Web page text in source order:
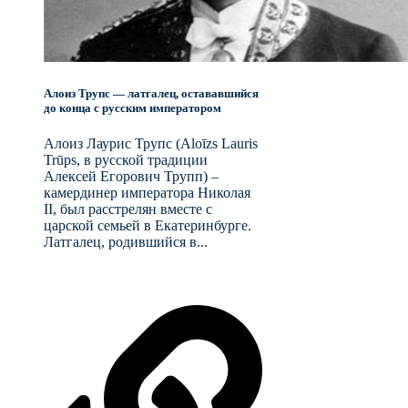
Алоиз Трупс — латгалец, остававшийся
до конца с русским императором
Алоиз Лаурис Трупс (Aloīzs Lauris
Trūps, в русской традиции
Алексей Егорович Трупп) –
камердинер императора Николая
II, был расстрелян вместе с
царской семьей в Екатеринбурге.
Латгалец, родившийся в...